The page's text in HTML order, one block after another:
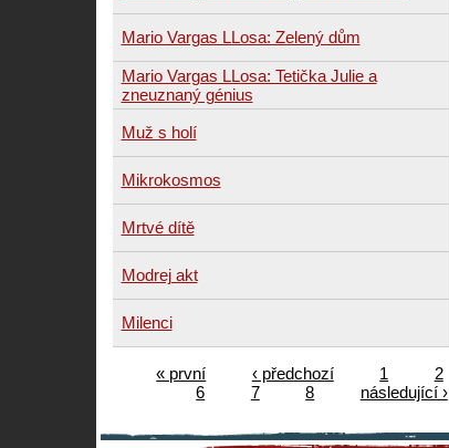
Mario Vargas LLosa: Zelený dům
Mario Vargas LLosa: Tetička Julie a
zneuznaný génius
Muž s holí
Mikrokosmos
Mrtvé dítě
Modrej akt
Milenci
« první ‹ předchozí 1 2
6
7 8 následující ›